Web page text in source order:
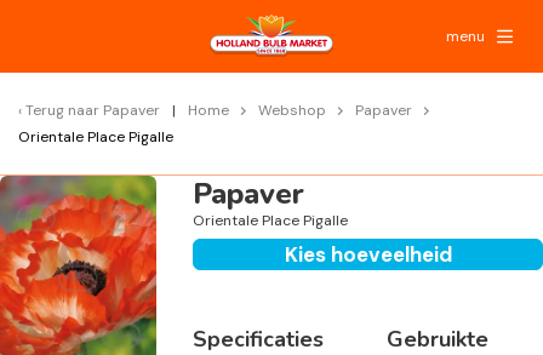
menu
Terug naar Papaver Home Webshop
Papaver
Orientale Place Pigalle
Papaver
Orientale Place Pigalle
Kies hoeveelheid
Specificaties
Gebruikte